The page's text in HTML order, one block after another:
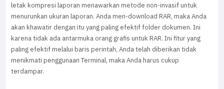
letak kompresi laporan menawarkan metode non-invasif untuk
menurunkan ukuran laporan. Anda men-download RAR, maka Anda
akan khawatir dengan itu yang paling efektif folder dokumen. Ini
karena tidak ada antarmuka orang grafis untuk RAR. Ini fitur yang
paling efektif melalui baris perintah, Anda telah diberikan tidak
menikmati penggunaan Terminal, maka Anda harus cukup
terdampar.